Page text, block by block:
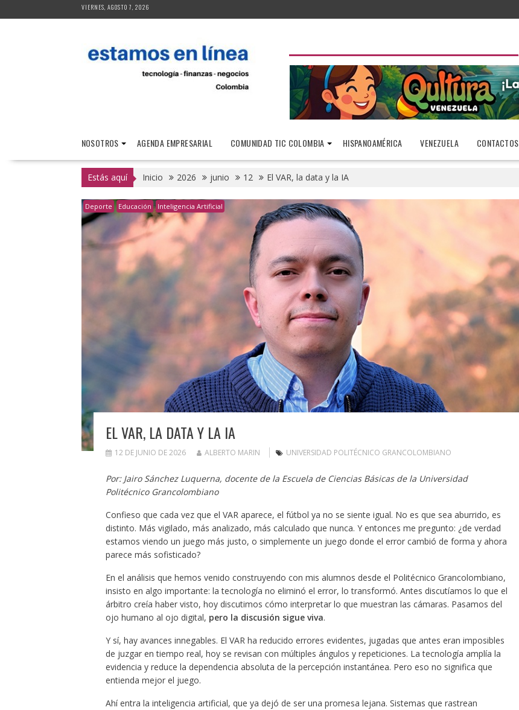
al
VIERNES, AGOSTO 7, 2026
NOSOTROS AGENDA EMPRESARIAL COMUNIDAD TIC COLOMBIA HISPANOAMÉRICA VENEZUELA CONTACTOS
Estás aquí Inicio 2026 junio 12 El VAR, la data y la IA
Deporte Educación Inteligencia Artificial
EL VAR, LA DATA Y LA IA
12 DE JUNIO DE 2026 ALBERTO MARIN UNIVERSIDAD POLITÉCNICO GRANCOLOMBIANO
Por: Jairo Sánchez Luquerna, docente de la Escuela de Ciencias Básicas de la Universidad
Politécnico Grancolombiano
Confieso que cada vez que el VAR aparece, el fútbol ya no se siente igual. No es que sea aburrido, es
distinto. Más vigilado, más analizado, más calculado que nunca. Y entonces me pregunto: ¿de verdad
estamos viendo un juego más justo, o simplemente un juego donde el error cambió de forma y ahora
parece más sofisticado?
En el análisis que hemos venido construyendo con mis alumnos desde el Politécnico Grancolombiano,
insisto en algo importante: la tecnología no eliminó el error, lo transformó. Antes discutíamos lo que el
árbitro creía haber visto, hoy discutimos cómo interpretar lo que muestran las cámaras. Pasamos del
ojo humano al ojo digital, pero la discusión sigue viva.
Y sí, hay avances innegables. El VAR ha reducido errores evidentes, jugadas que antes eran imposibles
de juzgar en tiempo real, hoy se revisan con múltiples ángulos y repeticiones. La tecnología amplía la
evidencia y reduce la dependencia absoluta de la percepción instantánea. Pero eso no significa que
entienda mejor el juego.
Ahí entra la inteligencia artificial, que ya dejó de ser una promesa lejana. Sistemas que rastrean